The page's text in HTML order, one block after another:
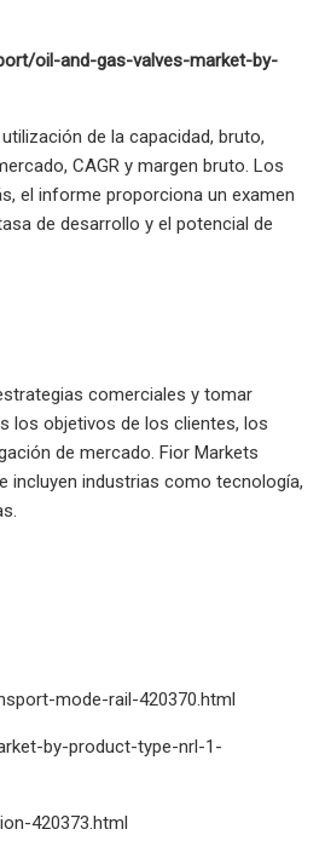
oil-and-gas-valves-market-by-
de la capacidad, bruto,
CAGR y margen bruto. Los
el informe proporciona un examen
de desarrollo y el potencial de
comerciales y tomar
los objetivos de los clientes, los
de mercado. Fior Markets
incluyen industrias como tecnología,
mode-rail-420370.html
by-product-type-nrl-1-
420373.html